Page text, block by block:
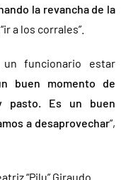
la revancha de la
a los corrales”.
funcionario estar
buen momento de
pasto. Es un buen
a desaprovechar”,